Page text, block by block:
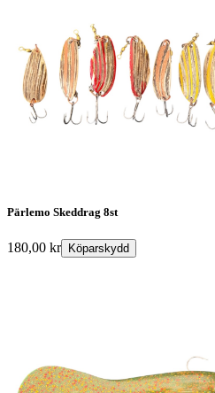
Pärlemo Skeddrag 8st
180,00 kr Köparskydd